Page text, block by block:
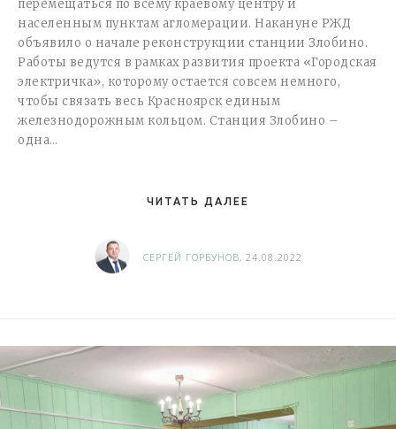
перемещаться по всему краевому центру и
населенным пунктам агломерации. Накануне РЖД
объявило о начале реконструкции станции Злобино.
Работы ведутся в рамках развития проекта «Городская
электричка», которому остается совсем немного,
чтобы связать весь Красноярск единым
железнодорожным кольцом. Станция Злобино –
одна…
ЧИТАТЬ ДАЛЕЕ
СЕРГЕЙ ГОРБУНОВ, 24.08.2022